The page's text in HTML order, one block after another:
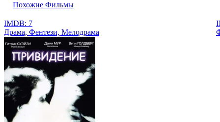
Похожие Фильмы
IMDB: 7
Драма, Фентези, Мелодрама